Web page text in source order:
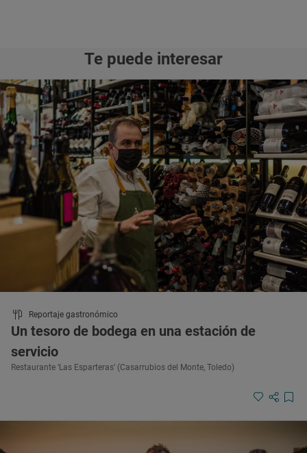
Te puede interesar
Reportaje gastronómico
Un tesoro de bodega en una estación de
servicio
Restaurante ‘Las Esparteras’ (Casarrubios del Monte, Toledo)